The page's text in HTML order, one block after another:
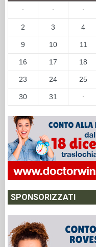
· · ·
2 3 4
9 10 11
16 17 18
23 24 25
30 31 ·
SPONSORIZZATI